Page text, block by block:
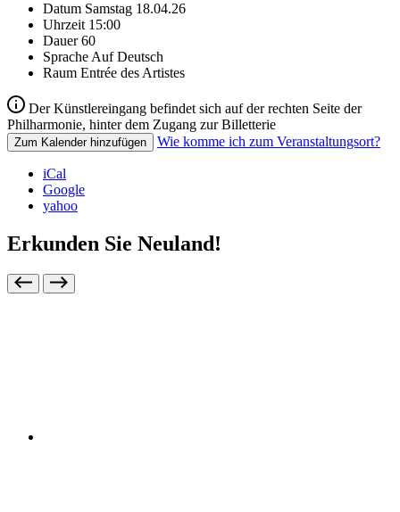
Datum Samstag 18.04.26
Uhrzeit 15:00
Dauer 60
Sprache Auf Deutsch
Raum Entrée des Artistes
Der Künstlereingang befindet sich auf der rechten Seite der
Philharmonie, hinter dem Zugang zur Billetterie
Zum Kalender hinzufügen Wie komme ich zum Veranstaltungsort?
iCal
Google
yahoo
Erkunden Sie Neuland!